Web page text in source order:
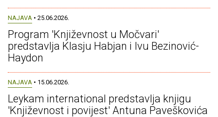
NAJAVA • 25.06.2026.
Program 'Književnost u Močvari'
predstavlja Klasju Habjan i Ivu Bezinović-
Haydon
NAJAVA • 15.06.2026.
Leykam international predstavlja knjigu
'Književnost i povijest' Antuna Paveškovića